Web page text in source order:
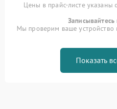
Цены в прайс-листе указаны
Мы проверим ваше устройство
Показать